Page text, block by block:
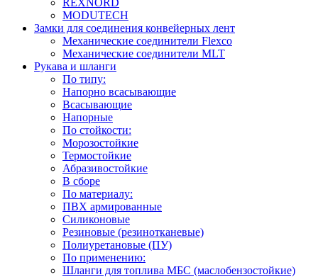
REXNORD
MODUTECH
Замки для соединения конвейерных лент
Механические соединители Flexco
Механические соединители MLT
Рукава и шланги
По типу:
Напорно всасывающие
Всасывающие
Напорные
По стойкости:
Морозостойкие
Термостойкие
Абразивостойкие
В сборе
По материалу:
ПВХ армированные
Силиконовые
Резиновые (резинотканевые)
Полиуретановые (ПУ)
По применению:
Шланги для топлива МБС (маслобензостойкие)